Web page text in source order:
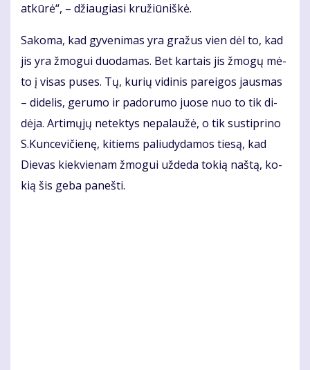
at­kū­rė“, – džiau­gia­si kru­žiū­niš­kė.
Sa­ko­ma, kad gy­ve­ni­mas yra gra­žus vien dėl to, kad
jis yra žmo­gui duo­da­mas. Bet kar­tais jis žmo­gų mė­
to į vi­sas pu­ses. Tų, ku­rių vi­di­nis pa­rei­gos jaus­mas
– di­de­lis, ge­ru­mo ir pa­do­ru­mo juo­se nuo to tik di­
dė­ja. Ar­ti­mų­jų ne­tek­tys ne­pa­lau­žė, o tik su­stip­ri­no
S.Kun­ce­vi­čie­nę, ki­tiems pa­liu­dy­da­mos tie­są, kad
Die­vas kiek­vie­nam žmo­gui už­de­da to­kią naš­tą, ko­
kią šis ge­ba pa­neš­ti.